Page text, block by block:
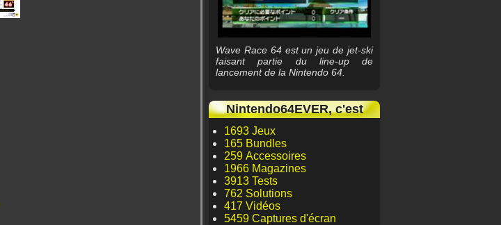
Wave Race 64 est un jeu de jet-ski
faisant partie du line-up de
lancement de la Nintendo 64.
Nintendo64EVER, c'est
1693 Jeux
165 Bundles
259 Accessoires
1966 Magazines
3913 Tests
762 Solutions
417 Vidéos
5459 Captures d'écran